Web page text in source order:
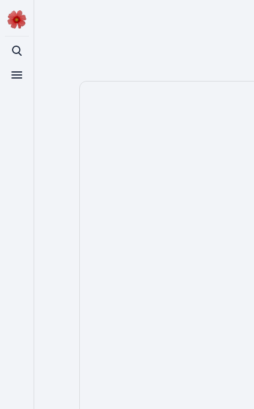
切換搜尋
切換選單
登入